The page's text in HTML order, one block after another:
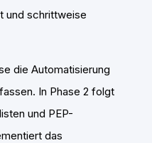
und schrittweise
die Automatisierung
In Phase 2 folgt
und PEP-
das